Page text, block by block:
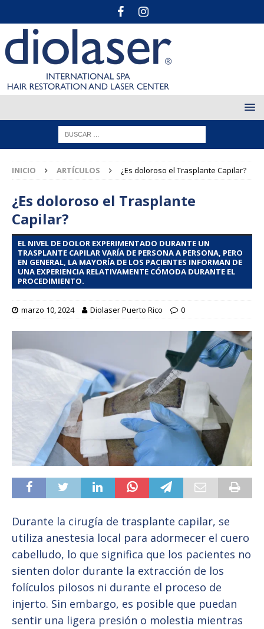
INICIO ARTÍCULOS ¿Es doloroso el Trasplante Capilar?
¿Es doloroso el Trasplante
Capilar?
EL NIVEL DE DOLOR EXPERIMENTADO DURANTE UN
TRASPLANTE CAPILAR VARÍA DE PERSONA A PERSONA, PERO
EN GENERAL, LA MAYORÍA DE LOS PACIENTES INFORMAN DE
UNA EXPERIENCIA RELATIVAMENTE CÓMODA DURANTE EL
PROCEDIMIENTO.
marzo 10, 2024 Diolaser Puerto Rico 0
Durante la cirugía de trasplante capilar, se
utiliza anestesia local para adormecer el cuero
cabelludo, lo que significa que los pacientes no
sienten dolor durante la extracción de los
folículos pilosos ni durante el proceso de
injerto. Sin embargo, es posible que puedan
sentir una ligera presión o molestia mientras